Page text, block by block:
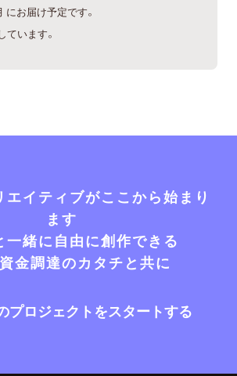
にお届け予定です。
ています。
エイティブがここから始まり
ます
一緒に自由に創作できる
金調達のカタチと共に
プロジェクトをスタートする